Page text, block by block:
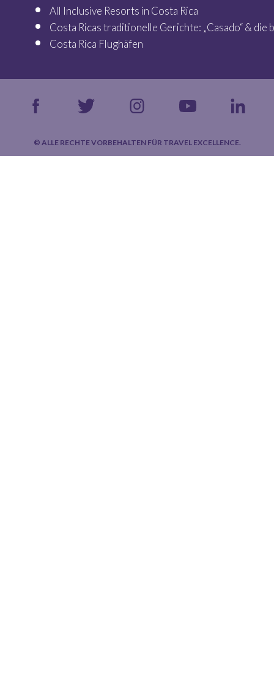
All Inclusive Resorts in Costa Rica
Costa Ricas traditionelle Gerichte: „Casado“ & die
Costa Rica Flughäfen
© ALLE RECHTE VORBEHALTEN FÜR TRAVEL EXCELLENCE.